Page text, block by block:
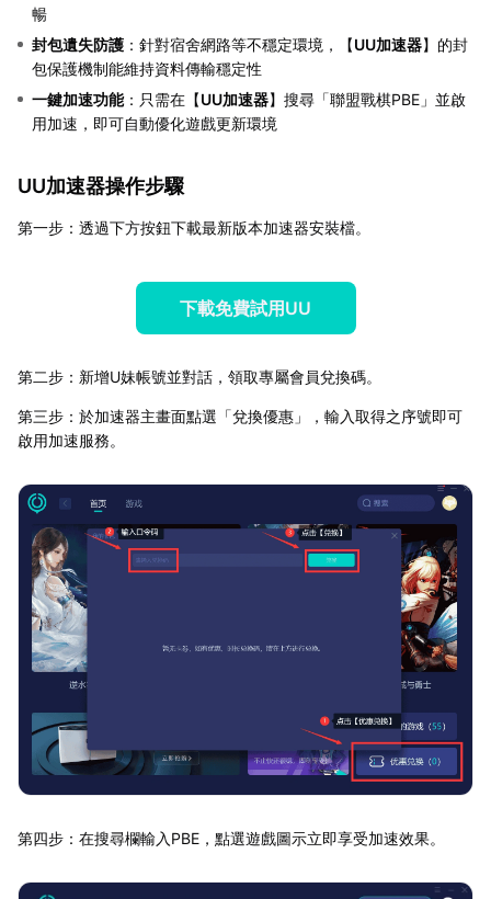
暢
封包遺失防護 ：針對宿舍網路等不穩定環境，【UU加速器】的封
包保護機制能維持資料傳輸穩定性
一鍵加速功能：只需在【UU加速器】搜尋「聯盟戰棋PBE」並啟
用加速，即可自動優化遊戲更新環境
UU加速器操作步驟
第一步：透過下方按鈕下載最新版本加速器安裝檔。
下載免費試用UU
第二步：新增U妹帳號並對話，領取專屬會員兌換碼。
第三步：於加速器主畫面點選「兌換優惠」，輸入取得之序號即可
啟用加速服務。
第四步：在搜尋欄輸入PBE，點選遊戲圖示立即享受加速效果。